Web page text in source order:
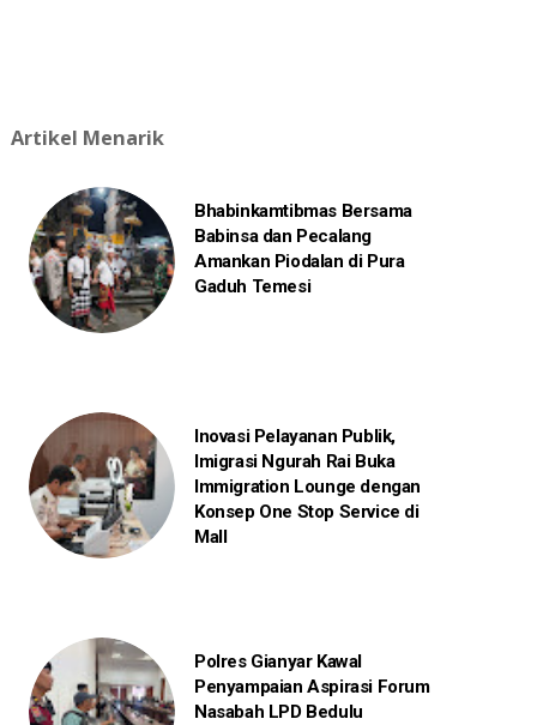
Artikel Menarik
Bhabinkamtibmas Bersama
Babinsa dan Pecalang
Amankan Piodalan di Pura
Gaduh Temesi
Inovasi Pelayanan Publik,
Imigrasi Ngurah Rai Buka
Immigration Lounge dengan
Konsep One Stop Service di
Mall
Polres Gianyar Kawal
Penyampaian Aspirasi Forum
Nasabah LPD Bedulu